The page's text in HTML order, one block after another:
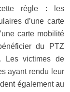
cette règle : les
d’une carte
carte mobilité
du PTZ
Les victimes de
ayant rendu leur
également au